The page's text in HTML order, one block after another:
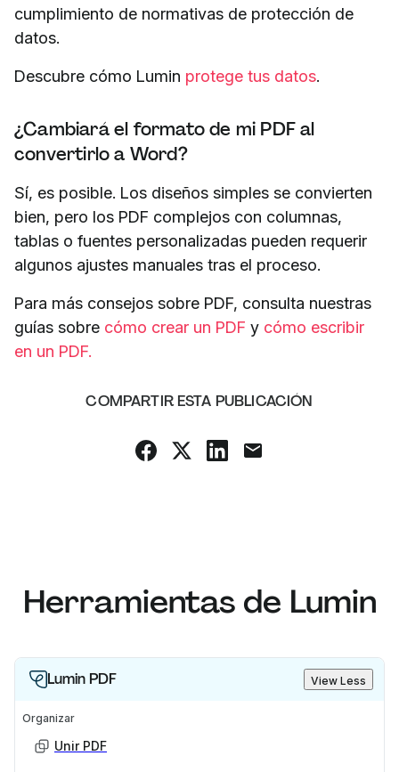
cumplimiento de normativas de protección de
datos.
Descubre cómo Lumin protege tus datos.
¿Cambiará el formato de mi PDF al
convertirlo a Word?
Sí, es posible. Los diseños simples se convierten
bien, pero los PDF complejos con columnas,
tablas o fuentes personalizadas pueden requerir
algunos ajustes manuales tras el proceso.
Para más consejos sobre PDF, consulta nuestras
guías sobre cómo crear un PDF y cómo escribir
en un PDF.
COMPARTIR ESTA PUBLICACIÓN
Herramientas de Lumin
Lumin PDF View Less
Organizar
Unir PDF